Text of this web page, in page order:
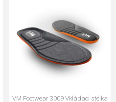
VM Footwear 3009 Vkládací stélka